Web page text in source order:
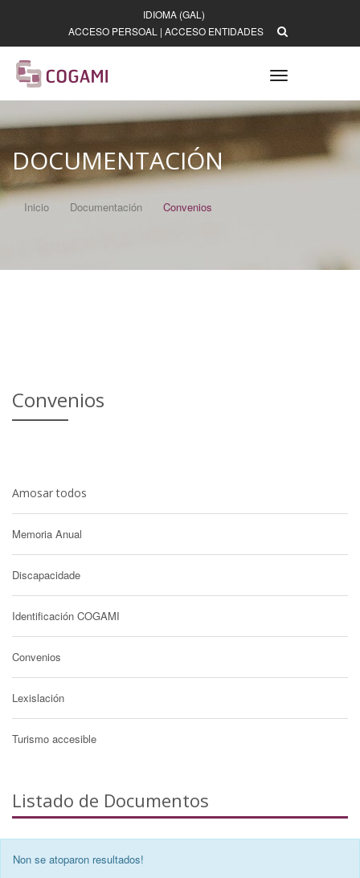
IDIOMA (GAL)
ACCESO PERSOAL | ACCESO ENTIDADES
Toggle
navigation
DOCUMENTACIÓN
Inicio Documentación Convenios
Convenios
Amosar todos
Memoria Anual
Discapacidade
Identificación COGAMI
Convenios
Lexislación
Turismo accesible
Listado de Documentos
Non se atoparon resultados!